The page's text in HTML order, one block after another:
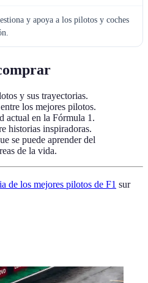
y apoya a los pilotos y coches
y sus trayectorias.
los mejores pilotos.
actual en la Fórmula 1.
historias inspiradoras.
se puede aprender del
de la vida.
de los mejores pilotos de F1 sur